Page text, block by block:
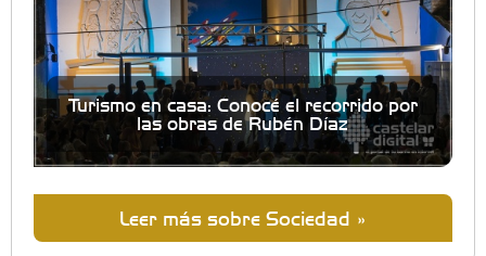
Turismo en casa: Conocé el recorrido por
las obras de Rubén Díaz
Leer más sobre Sociedad »